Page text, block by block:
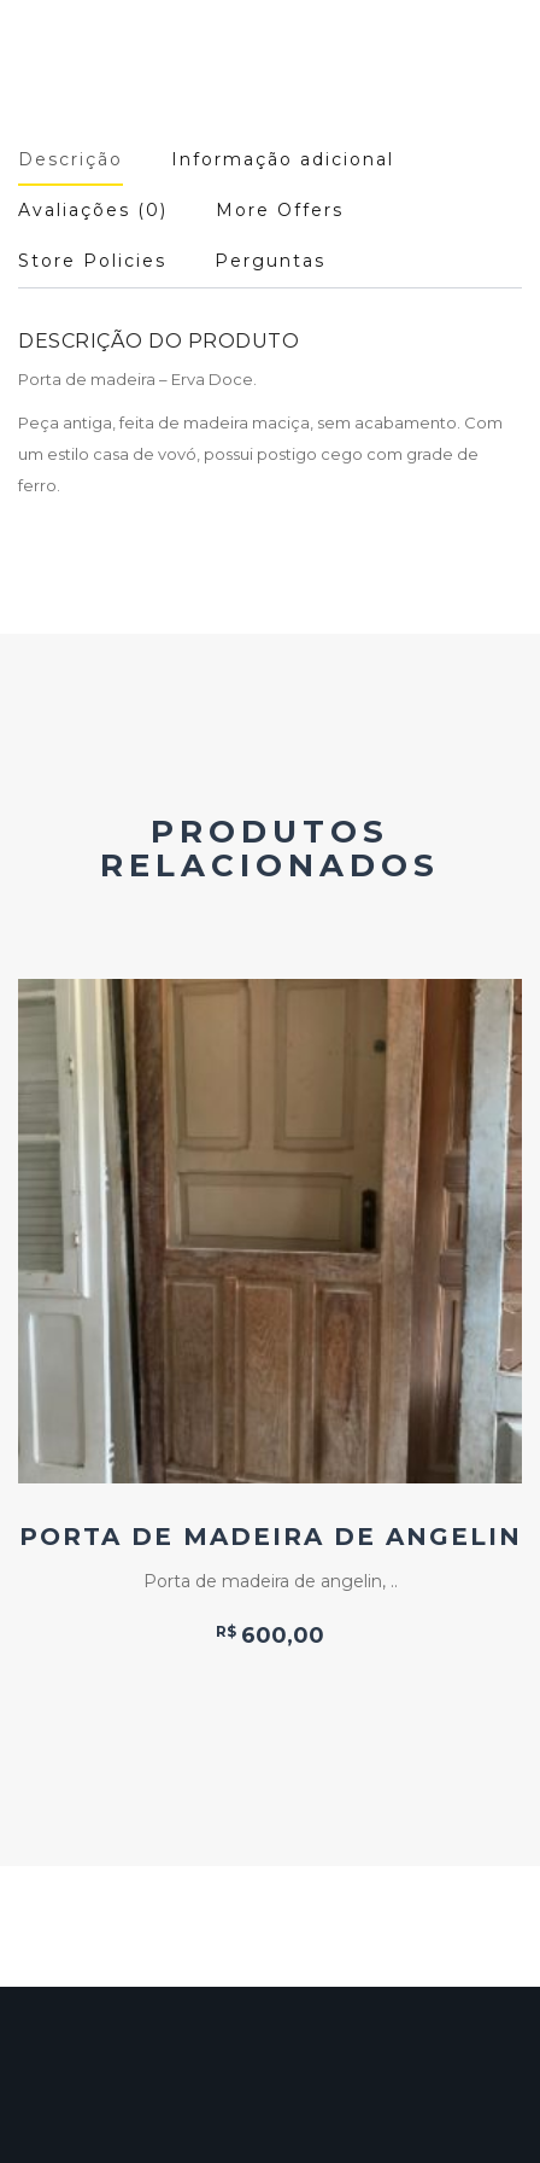
Descrição Informação adicional
Avaliações (0) More Offers
Store Policies Perguntas
DESCRIÇÃO DO PRODUTO
Porta de madeira – Erva Doce.
Peça antiga, feita de madeira maciça, sem acabamento. Com
um estilo casa de vovó, possui postigo cego com grade de
ferro.
PRODUTOS
RELACIONADOS
Add
ao
Favoritos
PORTA DE MADEIRA DE ANGELIN
Porta de madeira de angelin, ..
R$ 600,00